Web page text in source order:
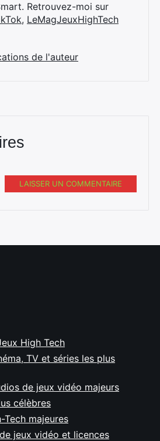
Retrouvez-moi sur
, LeMagJeuxHighTech
de l'auteur
LAISSER UN COMMENTAIRE
High Tech
TV et séries les plus
de jeux vidéo majeurs
célèbres
Tech majeures
jeux vidéo et licences